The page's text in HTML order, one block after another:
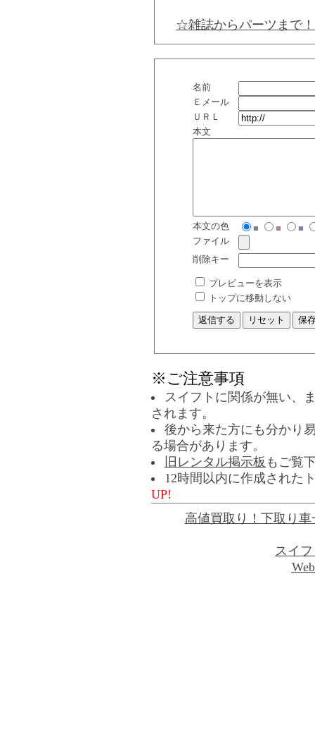
☆雑誌からパーツまで
名前
Ｅメール
ＵＲＬ
本文
本文の色 ■ ■
■
ファイル
削除キー
プレビューを表示
トップに移動しない
※ご注意事項
スイフトに関係が無い、
されます。
後から来た方にも分かり
る場合があります。
旧レンタル掲示板 もご覧
12時間以内に作成された
UP!
高値買取り！下取り車
スイ